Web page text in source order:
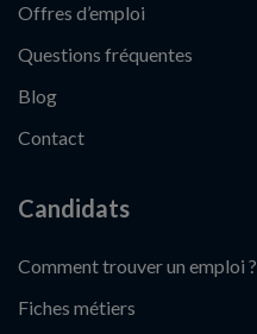
Offres d’emploi
Questions fréquentes
Blog
Contact
Candidats
Comment trouver un emploi ?
Fiches métiers